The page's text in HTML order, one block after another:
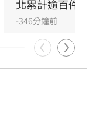
北累計逾百件災
-346分鐘前